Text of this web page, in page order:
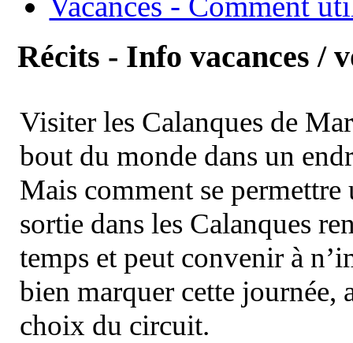
Récits - Info vacances /
Visiter les Calanques de
bout du monde dans un
Mais comment se permettre
sortie dans les Calanques
temps et peut convenir à
bien marquer cette journée,
choix du circuit.